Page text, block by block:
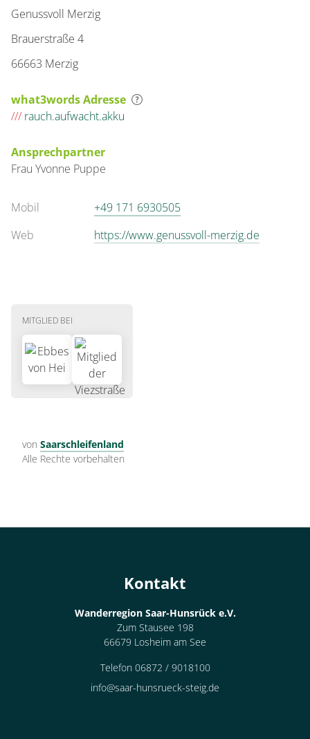
Genussvoll Merzig
Brauerstraße 4
66663 Merzig
what3words Adresse
/// rauch.aufwacht.akku
Ansprechpartner
Frau Yvonne Puppe
Mobil
+49 171 6930505
Web
https://www.genussvoll-merzig.de
MITGLIED BEI
von Saarschleifenland
Alle Rechte vorbehalten
Kontakt
Wanderregion Saar-Hunsrück e.V.
Zum Stausee 198
66679 Losheim am See
Telefon 06872 / 9018100
info@saar-hunsrueck-steig.de